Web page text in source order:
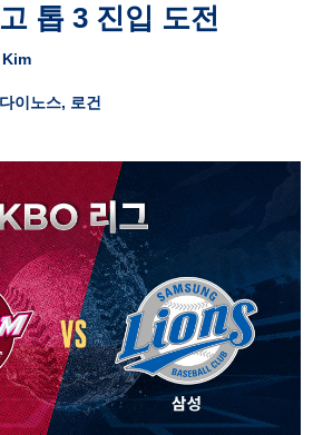
톱 3 진입 도전
이노스, 로건